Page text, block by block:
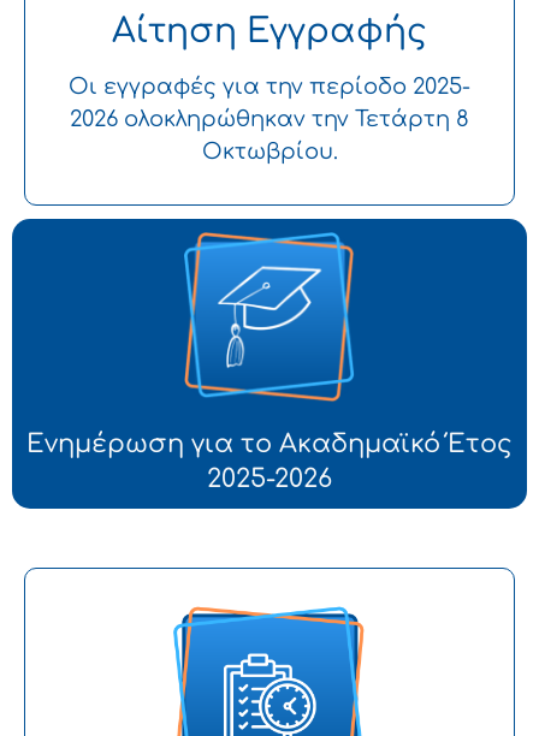
Αίτηση Εγγραφής
Οι εγγραφές για την περίοδο 2025-
2026 ολοκληρώθηκαν την Τετάρτη 8
Οκτωβρίου.
Ενημέρωση για το Ακαδημαϊκό Έτος
2025-2026